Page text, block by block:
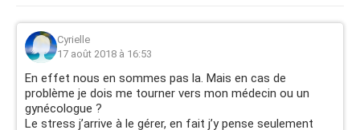
Cyrielle
17 août 2018 à 16:53
En effet nous en sommes pas la. Mais en cas de
problème je dois me tourner vers mon médecin ou un
gynécologue ?
Le stress j’arrive à le gérer, en fait j’y pense seulement